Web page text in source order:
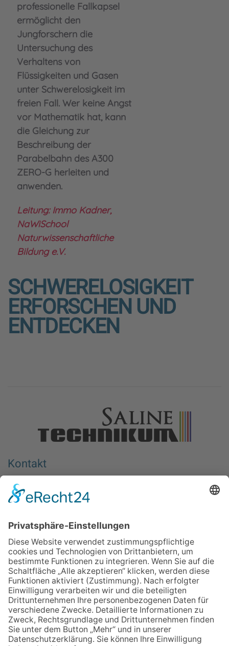
SCHWERELOSIGKEIT
ERFORSCHEN UND
ENTDECKEN
professionelle Fallkapsel
ermöglicht den
Jungforschern die
Untersuchung des
Verhaltens von
Flüssigkeiten und Gasen
unter Schwerelosigkeit im
freien Fall. Wer keine Angst
vor Mathematik hat, kann
die Gleichung zur
Beschreibung der
Parabelbahn des A300
ZERO-G herleiten und
anwenden.
Leitung: Immo Kadner,
NaWiSchool
Naturwissenschaftliche
Bildung e.V.
Kontakt
Berufliches Bildungswerk e.V. Halle-Saalkreis
Wiedtkenweg 1
Deutschland
Aktionsort
Berufliches Bildungswerk e.V.
Halle-Saalkreis – SalineTechnikum
Mansfelder Straße 15
06108 Halle (Saale)
Mobil: 0152 – 25 45 43 73